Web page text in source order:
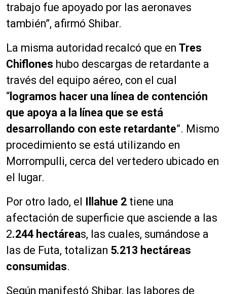
trabajo fue apoyado por las aeronaves
también”, afirmó Shibar.
La misma autoridad recalcó que en Tres
Chiflones hubo descargas de retardante a
través del equipo aéreo, con el cual
“ logramos hacer una línea de contención
que apoya a la línea que se está
desarrollando con este retardante”. Mismo
procedimiento se está utilizando en
Morrompulli, cerca del vertedero ubicado en
el lugar.
Por otro lado, el Illahue 2 tiene una
afectación de superficie que asciende a las
2.244 hectáreas, las cuales, sumándose a
las de Futa, totalizan 5.213 hectáreas
consumidas.
Según manifestó Shibar, las labores de